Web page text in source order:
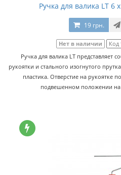
Ручка для валика LT 6
19 грн.
Нет в наличии Код
Ручка для валика LT представляет
рукоятки и стального изогнутого
пластика. Отверстие на рукоятке
подвешенном положении на